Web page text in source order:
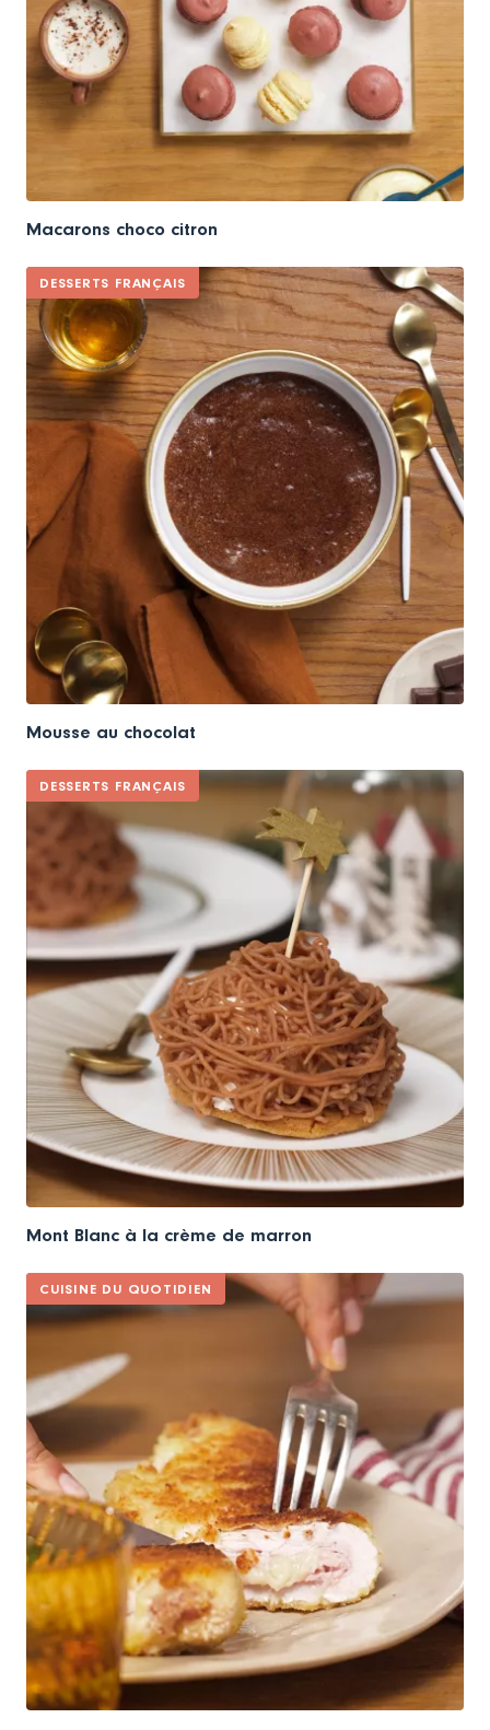
Macarons choco citron
DESSERTS FRANÇAIS
Mousse au chocolat
DESSERTS FRANÇAIS
Mont Blanc à la crème de marron
CUISINE DU QUOTIDIEN